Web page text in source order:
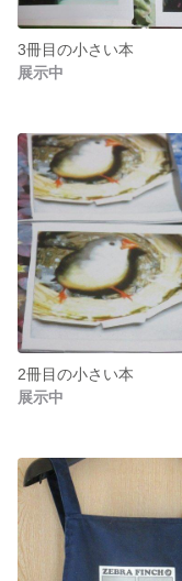
3冊目の小さい本
展示中
2冊目の小さい本
展示中